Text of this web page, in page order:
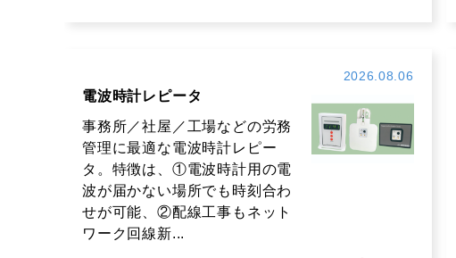
2026.08.06
電波時計レピータ
事務所／社屋／工場などの労務
管理に最適な電波時計レピー
タ。特徴は、①電波時計用の電
波が届かない場所でも時刻合わ
せが可能、②配線工事もネット
ワーク回線新...